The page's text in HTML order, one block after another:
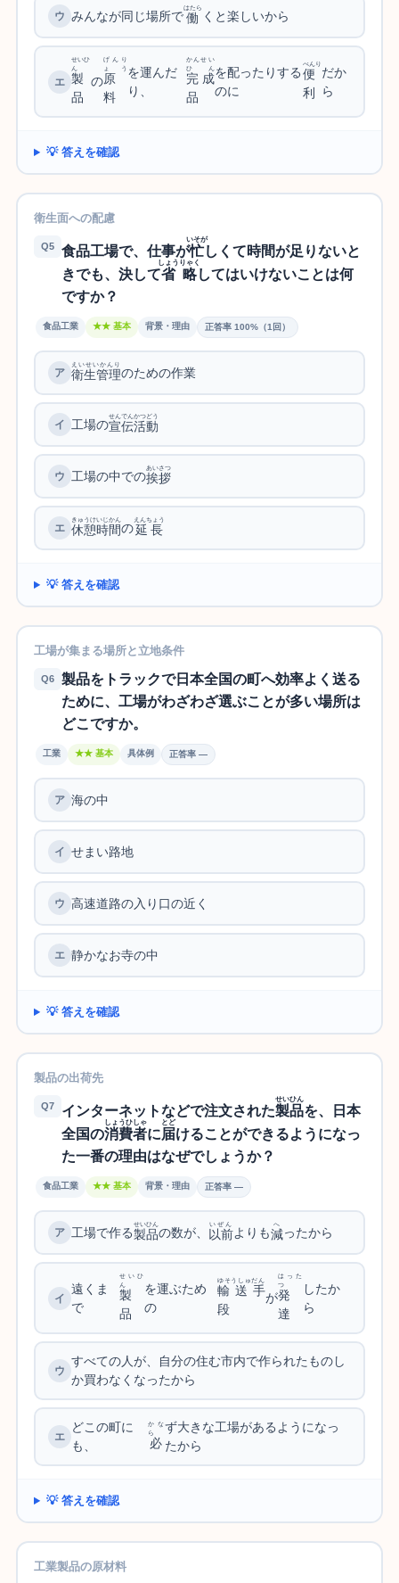
みんなが同じ場所で 働
はたら
くと楽しいから
製
品
せいひ
ん
の原
料
げんり
ょう を運んだ
り、
完成
品
かんせい
ひん を配ったりする
のに
便
利
べんり
だか
ら
💡 答えを確認
衛生面への配慮
Q5 食品工場で、仕事が忙
いそが
しくて時間が足りないと
きでも、決して省略
しょうりゃく
してはいけないことは何
ですか？
食品工業 ★★ 基本 背景・理由 正答率 100%（1回）
衛生管理
えいせいかんり
のための作業
工場の宣伝活動
せんでんかつどう
工場の中での挨拶
あいさつ
休憩時間
きゅうけいじかん
の延長
えんちょう
💡 答えを確認
工場が集まる場所と立地条件
Q6
製品をトラックで日本全国の町へ効率よく送る
ために、工場がわざわざ選ぶことが多い場所は
どこですか。
工業 ★★ 基本 具体例 正答率 —
海の中
せまい路地
高速道路の入り口の近く
静かなお寺の中
💡 答えを確認
製品の出荷先
Q7 インターネットなどで注文された製品
せいひん
を、日本
全国の消費者
しょうひしゃ
に届
とど
けることができるようになっ
た一番の理由はなぜでしょうか？
食品工業 ★★ 基本 背景・理由 正答率 —
工場で作る製品
せいひん
の数が、 以前
いぜん
よりも減
へ
ったから
遠くま
で
製
品
せいひ
ん
を運ぶため
の
輸送手
段
ゆそうしゅだん
が発
達
はった
つ
したか
ら
すべての人が、自分の住む市内で作られたものし
か買わなくなったから
どこの町に
も、
必
かな
ら
ず大きな工場があるようになっ
たから
💡 答えを確認
工業製品の原材料